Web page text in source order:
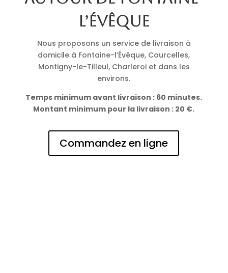
l’Évêque
Nous proposons un service de livraison à
domicile à Fontaine-l’Évêque, Courcelles,
Montigny-le-Tilleul, Charleroi et dans les
environs.
Temps minimum avant livraison : 60 minutes.
Montant minimum pour la livraison : 20 €.
Commandez en ligne